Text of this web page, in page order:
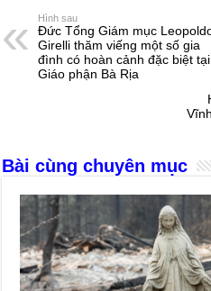
e
b
o
n
g
A
p
d
s
Hình sau
Đức Tổng Giám mục
Girelli thăm viếng một số gia
đình có hoàn cảnh đặc biệt tại
Giáo phận Bà Rịa
Bài cùng chuyên mục